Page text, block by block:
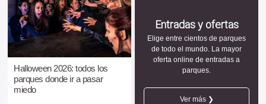
Halloween 2026: todos los
parques donde ir a pasar
miedo
Entradas y ofertas
Elige entre cientos de parques
de todo el mundo. La mayor
oferta online de entradas a
parques.
Ver más ❯